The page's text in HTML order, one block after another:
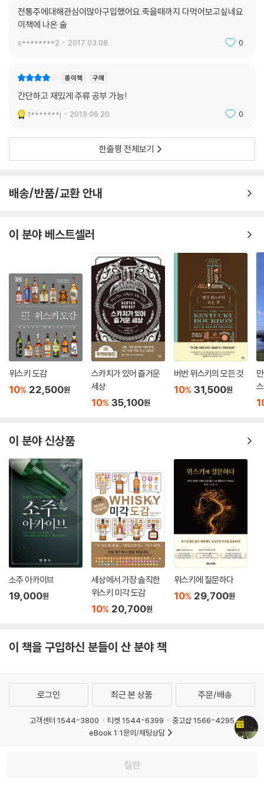
전통주에대해관심이많아구입했어요.죽을때까지 다먹어보고싶네요
이책에 나온 술
s********2 2017.03.08. 0
종이책 구매
간단하고 재밌게 주류 공부 가능!
t*******j 2019.06.20. 0
한줄평 전체보기
배송/반품/교환 안내
이 분야 베스트셀러
위스키 도감
10% 22,500원
스카치가 있어 즐거운
세상
10% 35,100원
버번 위스키의 모든 것
10% 31,500원
이 분야 신상품
소주 아카이브
19,000원
세상에서 가장 솔직한
위스키 미각 도감
10% 20,700원
위스키에 질문하다
10% 29,700원
이 책을 구입하신 분들이 산 분야 책
절판
로그인 최근 본 상품 주문/배송
고객센터 1544-3800 티켓 1544-6399
중고샵 1566-4295
eBook 1:1문의/채팅상담
개인정보처리방침